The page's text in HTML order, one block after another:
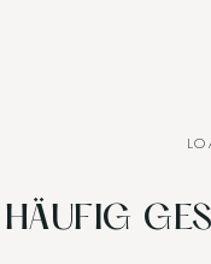
HÄUFIG